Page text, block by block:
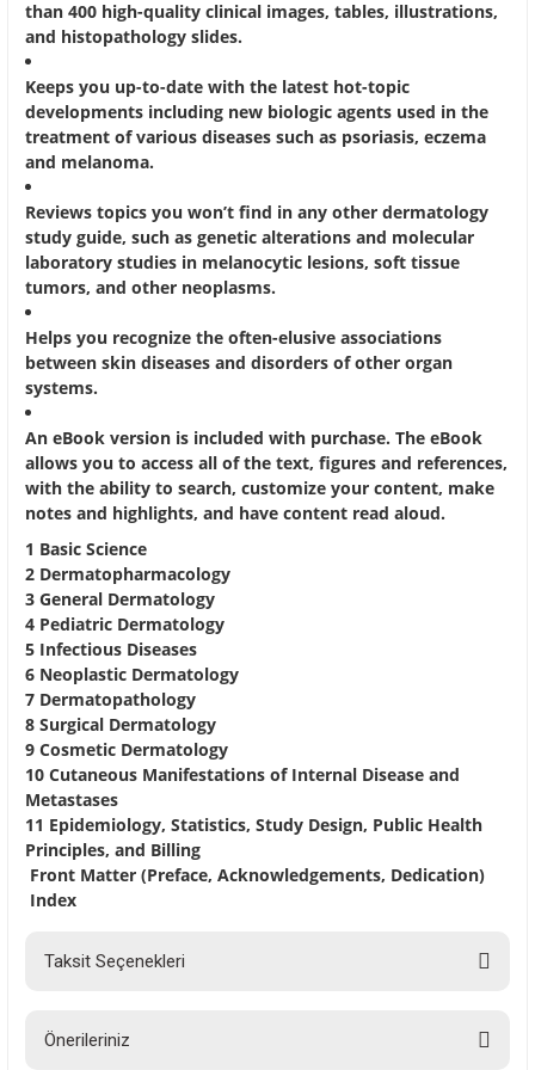
than 400 high-quality clinical images, tables, illustrations,
and histopathology slides.
Keeps you up-to-date with the latest hot-topic
developments including new biologic agents used in the
treatment of various diseases such as psoriasis, eczema
and melanoma.
Reviews topics you won’t find in any other dermatology
study guide, such as genetic alterations and molecular
laboratory studies in melanocytic lesions, soft tissue
tumors, and other neoplasms.
Helps you recognize the often-elusive associations
between skin diseases and disorders of other organ
systems.
An eBook version is included with purchase. The eBook
allows you to access all of the text, figures and references,
with the ability to search, customize your content, make
notes and highlights, and have content read aloud.
1 Basic Science
2 Dermatopharmacology
3 General Dermatology
4 Pediatric Dermatology
5 Infectious Diseases
6 Neoplastic Dermatology
7 Dermatopathology
8 Surgical Dermatology
9 Cosmetic Dermatology
10 Cutaneous Manifestations of Internal Disease and
Metastases
11 Epidemiology, Statistics, Study Design, Public Health
Principles, and Billing
Front Matter (Preface, Acknowledgements, Dedication)
Index
Taksit Seçenekleri
Önerileriniz